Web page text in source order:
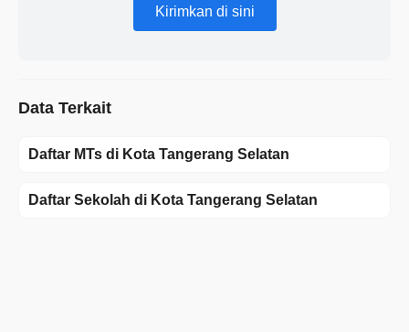
Kirimkan di sini
Data Terkait
Daftar MTs di Kota Tangerang Selatan
Daftar Sekolah di Kota Tangerang Selatan